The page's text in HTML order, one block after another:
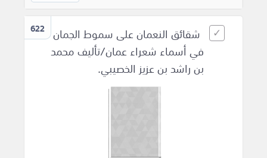
622 شقائق النعمان على سموط الجمان
في أسماء شعراء عمان/تأليف محمد
بن راشد بن عزيز الخصيبي.